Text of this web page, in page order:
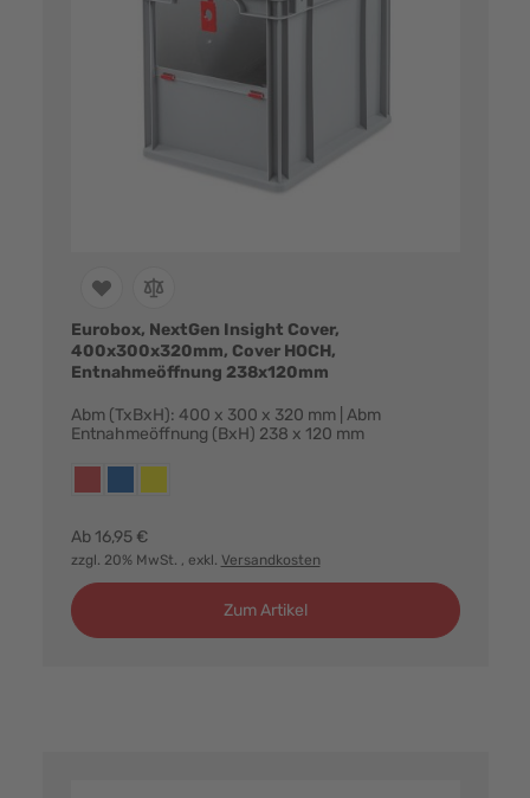
Eurobox, NextGen Insight Cover,
400x300x320mm, Cover HOCH,
Entnahmeöffnung 238x120mm
Abm (TxBxH): 400 x 300 x 320 mm | Abm
Entnahmeöffnung (BxH) 238 x 120 mm
Ab 16,95 €
zzgl. 20% MwSt. , exkl. Versandkosten
Zum Artikel